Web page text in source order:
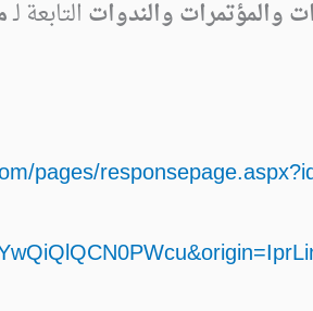
والمؤتمرات والندوات التابعة لـ
pages/